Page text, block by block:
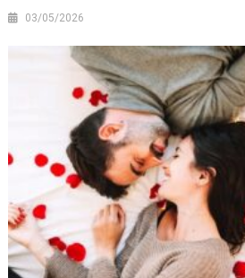
03/05/2026